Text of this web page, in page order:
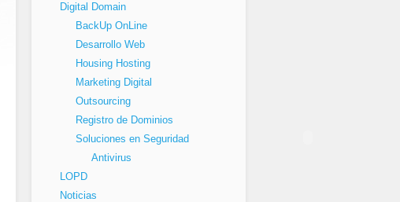
Digital Domain
BackUp OnLine
Desarrollo Web
Housing Hosting
Marketing Digital
Outsourcing
Registro de Dominios
Soluciones en Seguridad
Antivirus
LOPD
Noticias